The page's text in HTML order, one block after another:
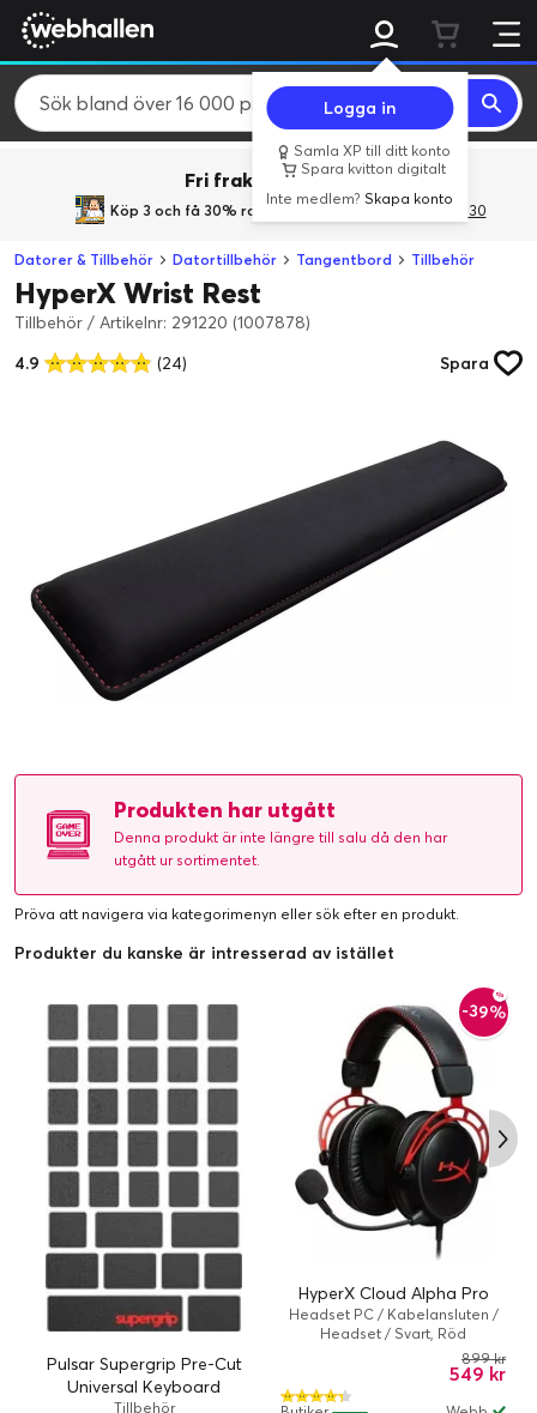
Logga in
Samla XP till ditt konto
Spara kvitton digitalt
Inte medlem?Skapa konto
Fri frakt över 800 kr.
Köp 3 och få 30% rabatt med rabattkoden 3Gives30
Datorer & Tillbehör Datortillbehör Tangentbord Tillbehör
HyperX Wrist Rest
Tillbehör / Artikelnr: 291220 (1007878)
4.9
(24) Spara
Produkten har utgått
Denna produkt är inte längre till salu då den har
utgått ur sortimentet.
Pröva att navigera via kategorimenyn eller sök efter en produkt.
Produkter du kanske är intresserad av istället
Pulsar Supergrip Pre-Cut
Universal Keyboard
Tillbehör
-39%
HyperX Cloud Alpha Pro
Headset PC / Kabelansluten /
Headset / Svart, Röd
549 kr
899 kr